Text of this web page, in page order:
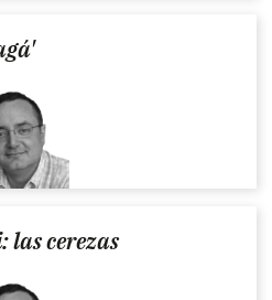
las cerezas